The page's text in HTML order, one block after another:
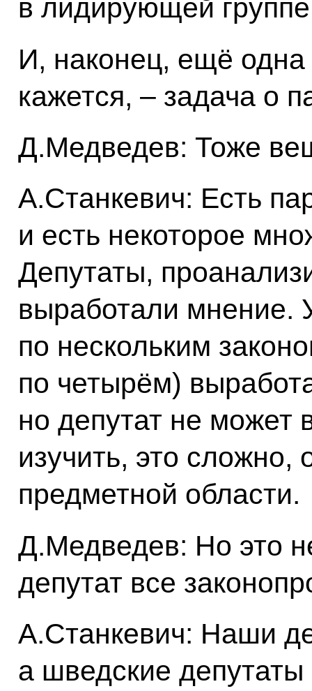
в лидирующей
И, наконец, ещё одна
кажется, – задача о
Д.Медведев: Тоже
А.Станкевич: Есть
и есть некоторое
Депутаты,
выработали мнение.
по нескольким
по четырём)
но депутат не может
изучить, это сложно,
предметной области.
Д.Медведев: Но это
депутат все
А.Станкевич: Наши
а шведские